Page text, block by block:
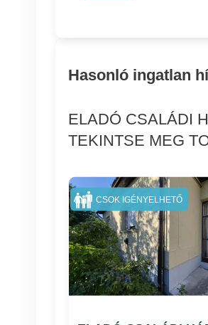
Hasonló ingatlan
ELADÓ CSALÁDI
TEKINTSE MEG
CSOK IGÉNYELHETŐ